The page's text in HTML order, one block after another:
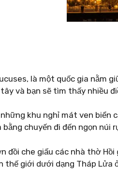
là một quốc gia nằm
và bạn sẽ tìm thấy nhiều
khu nghỉ mát ven biển
chuyến đi đến ngọn núi
đồi che giấu các nhà thờ
thế giới dưới dạng Tháp Lửa